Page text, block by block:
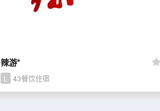
辣游*
L 43餐饮住宿